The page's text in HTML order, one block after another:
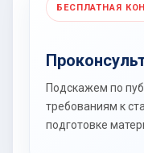
БЕСПЛАТНАЯ
Подскажем по
требованиям к
подготовке